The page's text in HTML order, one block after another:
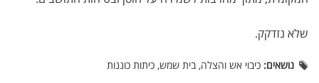
שלא נזדקק.
נושאים: כיבוי אש והצלה, בית שמש, כיתות כוננות